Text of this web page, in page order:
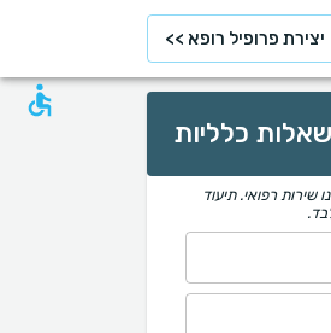
יצירת פרופיל רופא >>
כלליות
שירות רפואי. תיעוד